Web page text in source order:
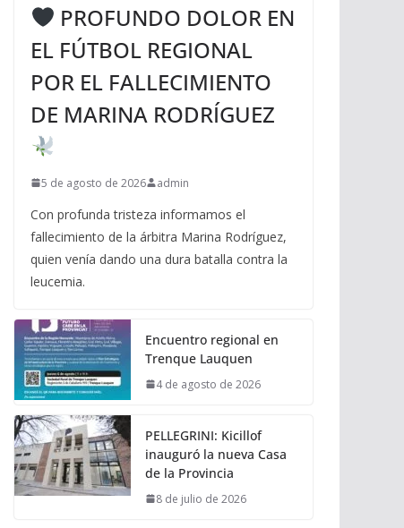
PROFUNDO DOLOR EN
EL FÚTBOL REGIONAL
POR EL FALLECIMIENTO
DE MARINA RODRÍGUEZ
5 de agosto de 2026 admin
Con profunda tristeza informamos el
fallecimiento de la árbitra Marina Rodríguez,
quien venía dando una dura batalla contra la
leucemia.
Encuentro regional en
Trenque Lauquen
4 de agosto de 2026
PELLEGRINI: Kicillof
inauguró la nueva Casa
de la Provincia
8 de julio de 2026